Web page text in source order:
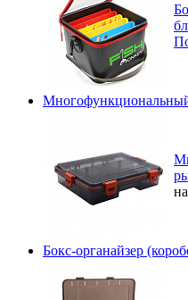
Бокс-органайзер